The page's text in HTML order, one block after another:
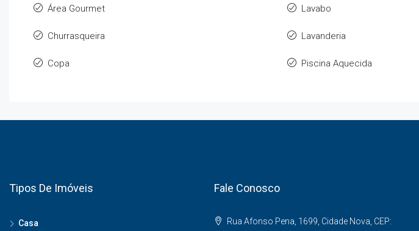
Área Gourmet
Churrasqueira
Copa
Lavabo
Lavanderia
Piscina Aquecida
Tipos De Imóveis
Casa
Fale Conosco
Rua Afonso Pena, 1699, Cidade Nova, CEP: